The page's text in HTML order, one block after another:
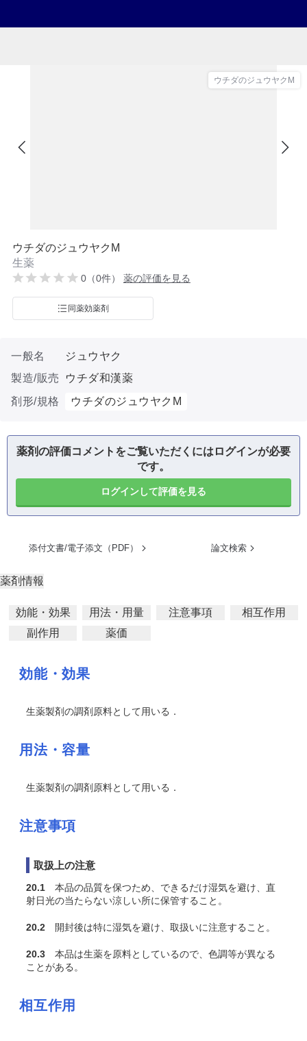
ウチダのジュウヤクM
ウチダのジュウヤクM
生薬
0（0件） 薬の評価を見る
同薬効薬剤
一般名
ジュウヤク
製造/販売
ウチダ和漢薬
剤形/規格
ウチダのジュウヤクM
薬剤の評価コメントをご覧いただくにはログインが必要
です。
ログインして評価を見る
添付文書/電子添文（PDF） 論文検索
薬剤情報
効能・効果 用法・用量 注意事項
相互作用
副作用
薬価
効能・効果
生薬製剤の調剤原料として用いる．
用法・容量
生薬製剤の調剤原料として用いる．
注意事項
取扱上の注意
20.1 本品の品質を保つため、できるだけ湿気を避け、直
射日光の当たらない涼しい所に保管すること。
20.2 開封後は特に湿気を避け、取扱いに注意すること。
20.3 本品は生薬を原料としているので、色調等が異なる
ことがある。
相互作用